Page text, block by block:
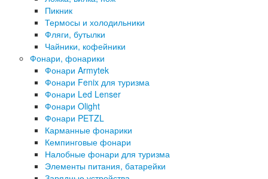
Пикник
Термосы и холодильники
Фляги, бутылки
Чайники, кофейники
Фонари, фонарики
Фонари Armytek
Фонари Fenix для туризма
Фонари Led Lenser
Фонари Olight
Фонари PETZL
Карманные фонарики
Кемпинговые фонари
Налобные фонари для туризма
Элементы питания, батарейки